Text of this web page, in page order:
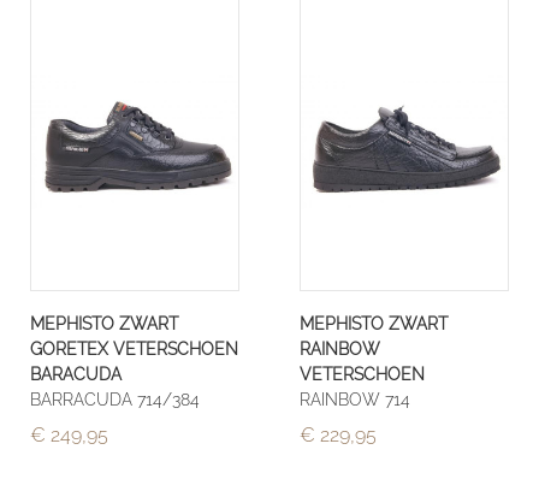
MEPHISTO ZWART
GORETEX VETERSCHOEN
BARACUDA
BARRACUDA 714/384
€ 249,95
MEPHISTO ZWART
RAINBOW
VETERSCHOEN
RAINBOW 714
€ 229,95